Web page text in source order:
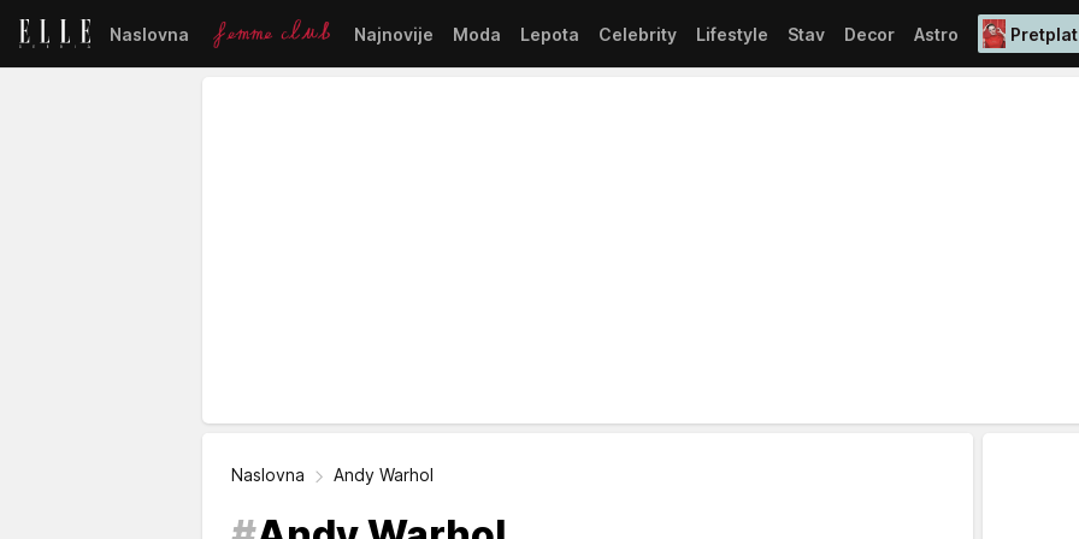
Naslovna Najnovije Moda Lepota Celebrity Lifestyle Stav Decor Astro
Naslovna Andy Warhol